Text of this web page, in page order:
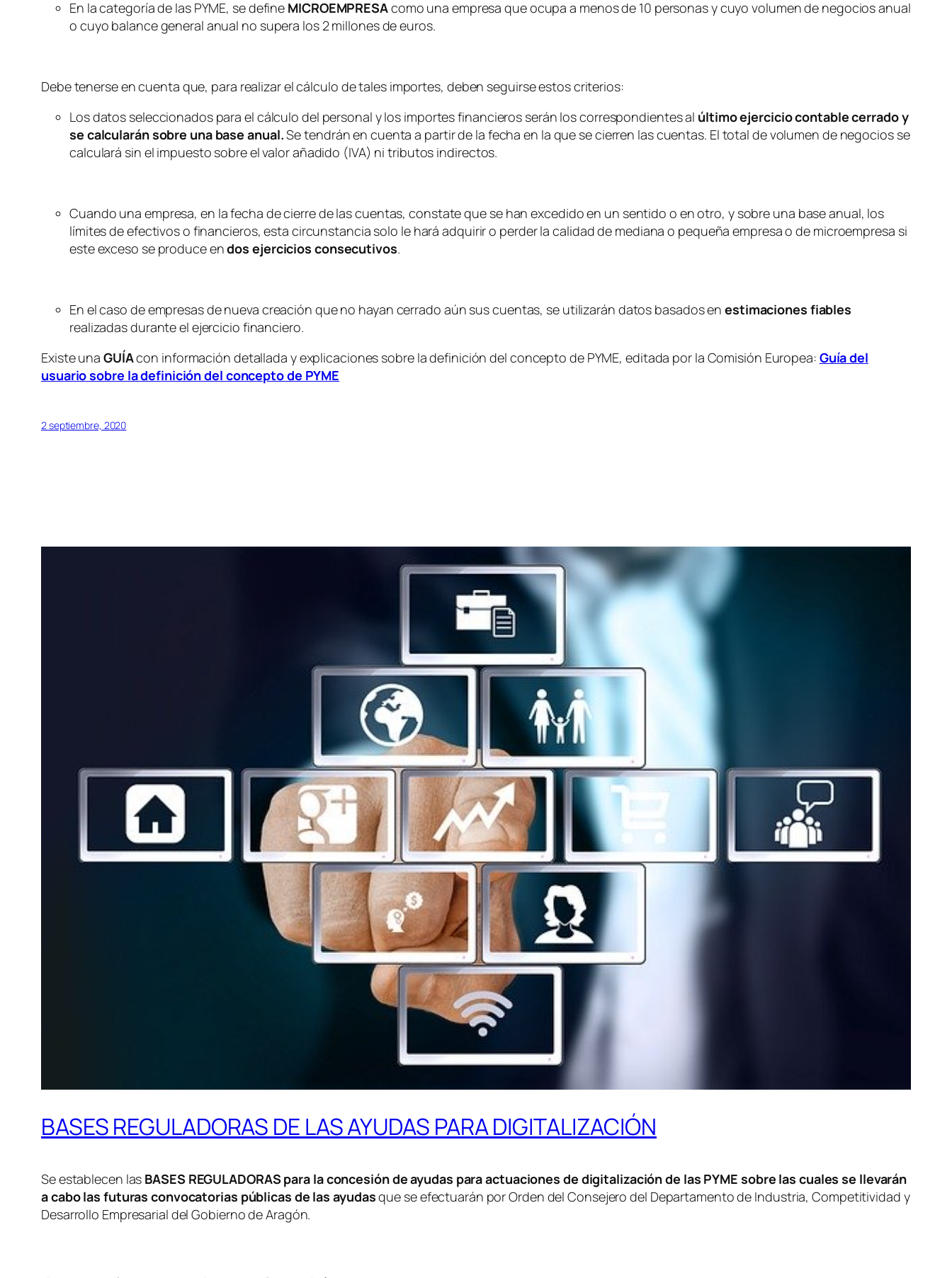
En la categoría de las PYME, se define MICROEMPRESAcomo una empresa que ocupa a menos de 10 personas y cuyo volumen de negocios anual
o cuyo balance general anual no supera los 2 millones de euros.
Debe tenerse en cuenta que, para realizar el cálculo de tales importes, deben seguirse estos criterios:
Los datos seleccionados para el cálculo del personal y los importes financieros serán los correspondientes al último ejercicio contable cerrado y
se calcularán sobre una base anual.Se tendrán en cuenta a partir de la fecha en la que se cierren las cuentas. El total de volumen de negocios se
calculará sin el impuesto sobre el valor añadido (IVA) ni tributos indirectos.
Cuando una empresa, en la fecha de cierre de las cuentas, constate que se han excedido en un sentido o en otro, y sobre una base anual, los
límites de efectivos o financieros, esta circunstancia solo le hará adquirir o perder la calidad de mediana o pequeña empresa o de microempresa si
este exceso se produce endos ejercicios consecutivos.
En el caso de empresas de nueva creación que no hayan cerrado aún sus cuentas, se utilizarán datos basados en estimaciones fiables
realizadas durante el ejercicio financiero.
Existe una GUÍAcon información detallada y explicaciones sobre la definición del concepto de PYME, editada por la Comisión Europea: Guía del
usuario sobre la definición del concepto de PYME
2 septiembre, 2020
BASES REGULADORAS DE LAS AYUDAS PARA DIGITALIZACIÓN
Se establecen las BASES REGULADORAS para la concesión de ayudas para actuaciones de digitalización de las PYME sobre las cuales se llevarán
a cabo las futuras convocatorias públicas de las ayudasque se efectuarán por Orden del Consejero del Departamento de Industria, Competitividad y
Desarrollo Empresarial del Gobierno de Aragón.